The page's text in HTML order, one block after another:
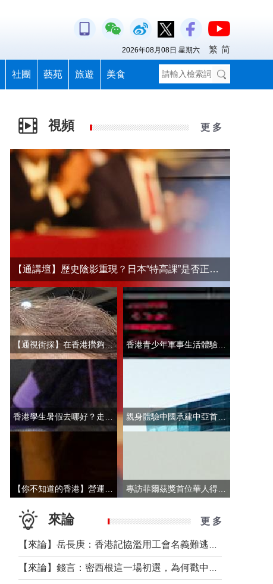
社團 藝苑 旅遊 美食
2026年08月08日 星期六 繁 简
視頻 更 多
【通講壇】歷史陰影重現？日本“特高課”是否正在借殼還魂
【通視街採】在香港攢夠多少錢才敢退休？有人退而不休，有人放眼大灣區
來論 更 多